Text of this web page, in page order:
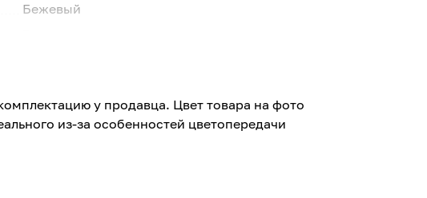
Бежевый
-60
у продавца. Цвет товара на фото
из-за особенностей цветопередачи